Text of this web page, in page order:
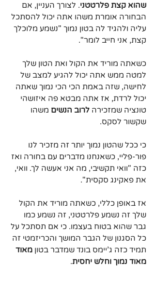
שהוא קצת פלרטטני. לצורך העניין, אם
הבחורה אומרת משהו אתה יכול להסתכל
עליה ולהגיד לה בטון נמוך "נשמע מלוכלך
קצת, אני חייב לומר".
כשאתה מוריד את הקול ואת הטון שלך
למטה ממש אתה יכול להגיע למצב של
לחישה, שזה באמת הכי הכי נמוך שאתה
יכול לרדת, אז אתה מבטא פה איזושהי
טונציה שמזכירה לרוב הנשים משהו
שקשור לסקס.
כי ככל שהטון נמוך יותר זה מזכיר לנו
פור-פליי, כשאנחנו מדברים עם בחורה ואז
כזה "וואי תקשיבי, מה אני אעשה לך. וואי,
את פאקינג סקסית".
אז באופן כללי, כשאתה מוריד את הקול
שלך זה נשמע פלרטטני, זה נשמע כמו
גבר שהוא בטוח בעצמו. כי אם תסתכל על
כל הסגנון של הגבר המושך והכריזמטי זה
תמיד כזה ג'יימס בונד שמדבר בטון מאוד
מאוד נמוך וחלש יחסית.